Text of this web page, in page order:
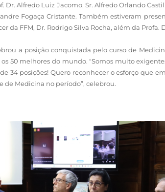
Dr. Alfredo Luiz Jacomo, Sr. Alfredo Orlando
Fogaça Cristante. Também estiveram
da FFM, Dr. Rodrigo Silva Rocha, além da Profa.
a posição conquistada pelo curso de
50 melhores do mundo. "Somos muito
34 posições! Quero reconhecer o esforço que
de Medicina no período”, celebrou.